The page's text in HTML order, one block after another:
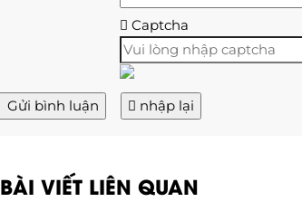
Captcha
Gửi bình luận nhập lại
BÀI VIẾT LIÊN QUAN